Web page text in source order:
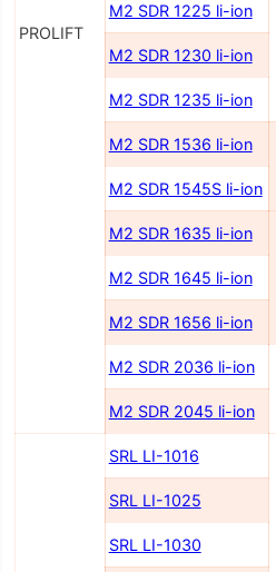
PROLIFT
M2 SDR 1225 li-ion
M2 SDR 1230 li-ion
M2 SDR 1235 li-ion
M2 SDR 1536 li-ion
M2 SDR 1545S li-ion
M2 SDR 1635 li-ion
M2 SDR 1645 li-ion
M2 SDR 1656 li-ion
M2 SDR 2036 li-ion
M2 SDR 2045 li-ion
SRL LI-1016
SRL LI-1025
SRL LI-1030